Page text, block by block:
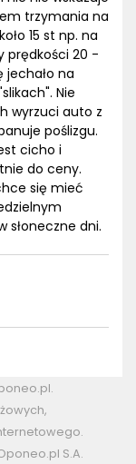
trzymania na
15 st np. na
prędkości 20 -
jechało na
Nie
wyrzuci auto z
poślizgu.
cicho i
do ceny.
się mieć
słoneczne dni.
S.A.